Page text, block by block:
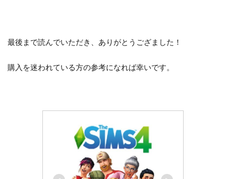
最後まで読んでいただき、ありがとうござました！
購入を迷われている方の参考になれば幸いです。